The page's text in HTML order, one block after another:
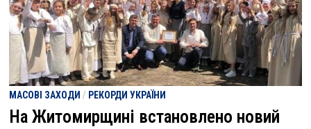
МАСОВІ ЗАХОДИ / РЕКОРДИ УКРАЇНИ
На Житомирщині встановлено новий